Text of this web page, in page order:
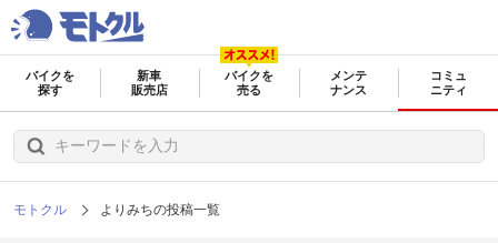
バイクを
探す
新車
販売店
バイクを
売る
メンテ
ナンス
コミュ
ニティ
モトクル よりみちの投稿一覧